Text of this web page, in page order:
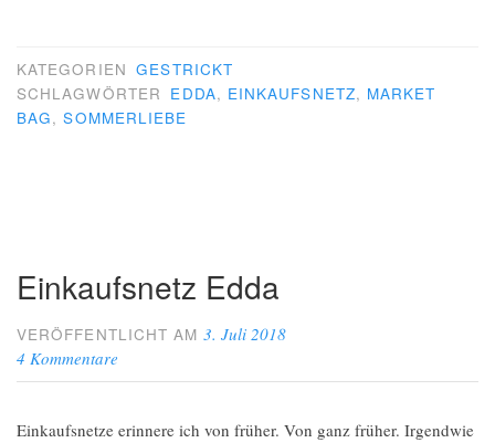
KATEGORIEN GESTRICKT
SCHLAGWÖRTER EDDA, EINKAUFSNETZ, MARKET
BAG,SOMMERLIEBE
Einkaufsnetz Edda
VERÖFFENTLICHT AM3. Juli 2018
4 Kommentare
Einkaufsnetze erinnere ich von früher. Von ganz früher. Irgendwie